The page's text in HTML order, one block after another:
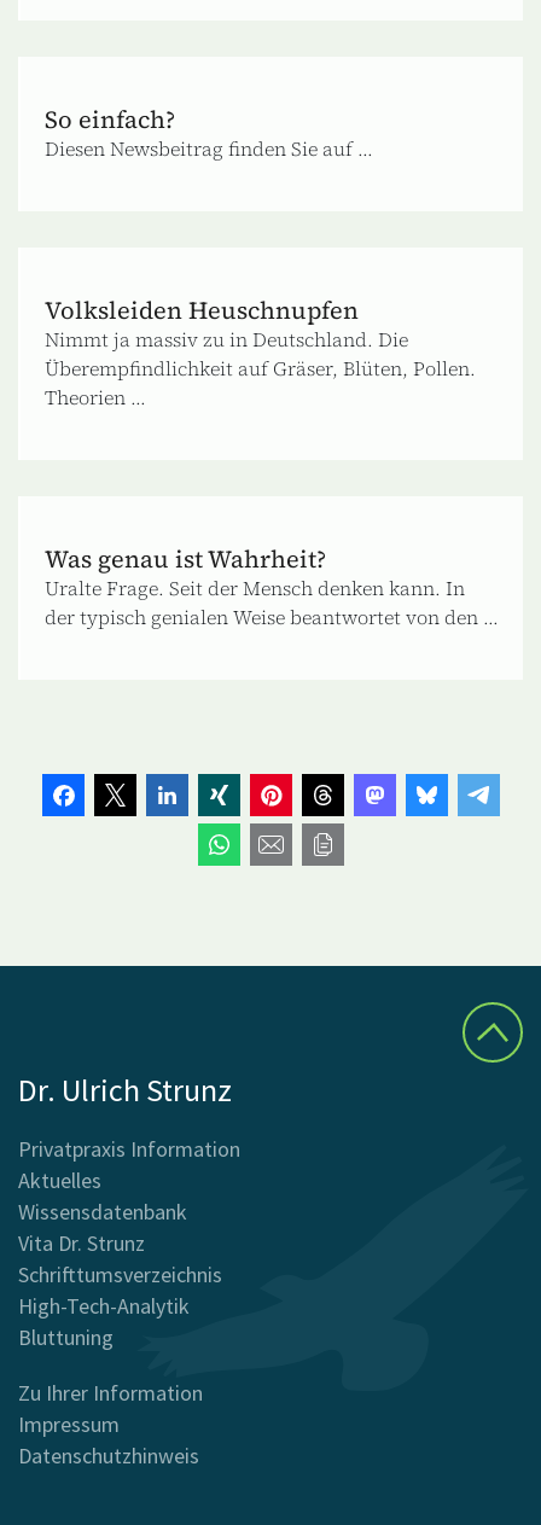
So einfach?
Diesen Newsbeitrag finden Sie auf ...
Volksleiden Heuschnupfen
Nimmt ja massiv zu in Deutschland. Die
Überempfindlichkeit auf Gräser, Blüten, Pollen.
Theorien ...
Was genau ist Wahrheit?
Uralte Frage. Seit der Mensch denken kann. In
der typisch genialen Weise beantwortet von den ...
Dr. Ulrich Strunz
Privatpraxis Information
Aktuelles
Wissensdatenbank
Vita Dr. Strunz
Schrifttumsverzeichnis
High-Tech-Analytik
Bluttuning
Zu Ihrer Information
Impressum
Datenschutzhinweis